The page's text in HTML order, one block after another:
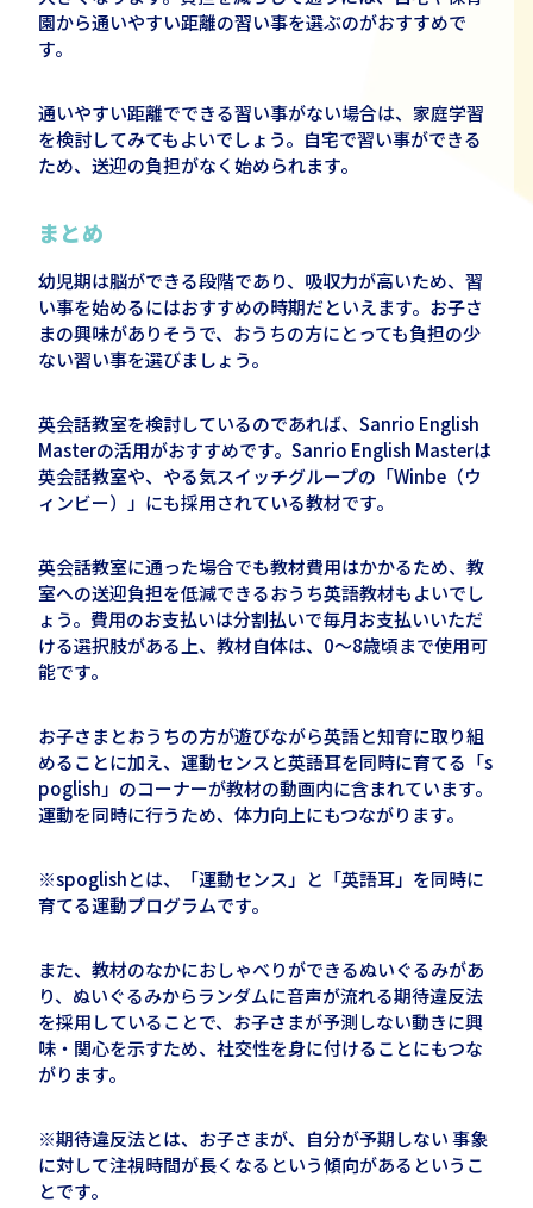
園から通いやすい距離の習い事を選ぶのがおすすめで
す。
通いやすい距離でできる習い事がない場合は、家庭学習
を検討してみてもよいでしょう。自宅で習い事ができる
ため、送迎の負担がなく始められます。
まとめ
幼児期は脳ができる段階であり、吸収力が高いため、習
い事を始めるにはおすすめの時期だといえます。お子さ
まの興味がありそうで、おうちの方にとっても負担の少
ない習い事を選びましょう。
英会話教室を検討しているのであれば、 Sanrio English
Masterの活用がおすすめです。 Sanrio English Masterは
英会話教室や、やる気スイッチグループの「Winbe （ウ
ィンビー）」にも採用されている教材です。
英会話教室に通った場合でも教材費用はかかるため、教
室への送迎負担を低減できるおうち英語教材もよいでし
ょう。 費用のお支払いは分割払いで毎月お支払いいただ
ける選択肢がある 上、 教材自体は、 0～8歳頃まで使用可
能です。
お子さまとおうちの方が遊びながら英語と知育に取り組
めることに加え、運動センスと英語耳を同時に育てる「s
poglish 」のコーナーが教材の動画内に含まれています。
運動を同時に行うため、体力向上にもつながります。
※spoglishとは、「運動センス」と「英語耳」を同時に
育てる運動プログラムです。
また、教材のなかにおしゃべりができるぬいぐるみがあ
り、ぬいぐるみからランダムに音声が流れる期待違反法
を採用していることで、お子さまが予測しない動きに興
味・関心を示すため、社交性を身に付けることにもつな
がります。
※期待違反法とは、お子さまが、自分が予期しない 事象
に対して注視時間が長くなるという傾向があるというこ
とです。